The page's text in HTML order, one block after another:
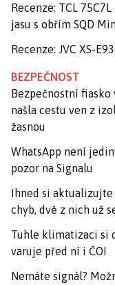
Recenze: TCL
jasu s obřím SQD
Recenze: JVC XS-
BEZPEČNOST
Bezpečnostní fiasko
našla cestu ven z
žasnou
WhatsApp není
pozor na Signalu
Ihned si
chyb, dvě z nich už
Tuhle klimatizaci si
varuje před ní i ČOI
Nemáte signál?